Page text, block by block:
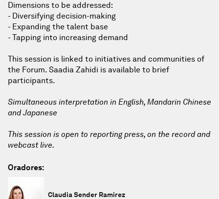
Dimensions to be addressed:
- Diversifying decision-making
- Expanding the talent base
- Tapping into increasing demand
This session is linked to initiatives and communities of
the Forum. Saadia Zahidi is available to brief
participants.
Simultaneous interpretation in English, Mandarin Chinese
and Japanese
This session is open to reporting press, on the record and
webcast live.
Oradores:
Claudia Sender Ramirez